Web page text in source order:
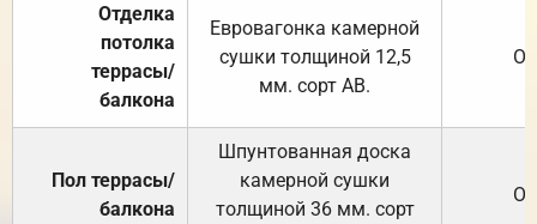
Отделка
потолка
террасы/
балкона
Евровагонка камерной
сушки толщиной 12,5
мм. сорт АВ.
Пол террасы/
балкона
Шпунтованная доска
камерной сушки
толщиной 36 мм. сорт